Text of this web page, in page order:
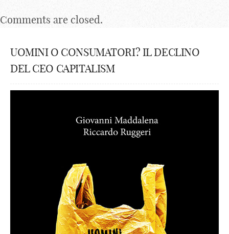
Comments are closed.
UOMINI O CONSUMATORI? IL DECLINO
DEL CEO CAPITALISM